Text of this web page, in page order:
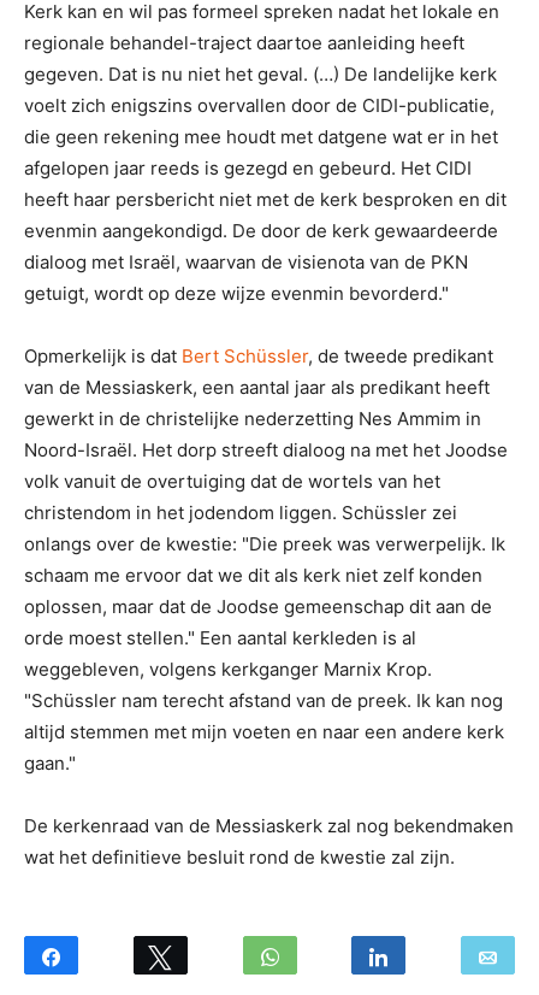
Kerk kan en wil pas formeel spreken nadat het lokale en
regionale behandel-traject daartoe aanleiding heeft
gegeven. Dat is nu niet het geval. (…) De landelijke kerk
voelt zich enigszins overvallen door de CIDI-publicatie,
die geen rekening mee houdt met datgene wat er in het
afgelopen jaar reeds is gezegd en gebeurd. Het CIDI
heeft haar persbericht niet met de kerk besproken en dit
evenmin aangekondigd. De door de kerk gewaardeerde
dialoog met Israël, waarvan de visienota van de PKN
getuigt, wordt op deze wijze evenmin bevorderd."
Opmerkelijk is dat Bert Schüssler, de tweede predikant
van de Messiaskerk, een aantal jaar als predikant heeft
gewerkt in de christelijke nederzetting Nes Ammim in
Noord-Israël. Het dorp streeft dialoog na met het Joodse
volk vanuit de overtuiging dat de wortels van het
christendom in het jodendom liggen. Schüssler zei
onlangs over de kwestie: "Die preek was verwerpelijk. Ik
schaam me ervoor dat we dit als kerk niet zelf konden
oplossen, maar dat de Joodse gemeenschap dit aan de
orde moest stellen." Een aantal kerkleden is al
weggebleven, volgens kerkganger Marnix Krop.
"Schüssler nam terecht afstand van de preek. Ik kan nog
altijd stemmen met mijn voeten en naar een andere kerk
gaan."
De kerkenraad van de Messiaskerk zal nog bekendmaken
wat het definitieve besluit rond de kwestie zal zijn.